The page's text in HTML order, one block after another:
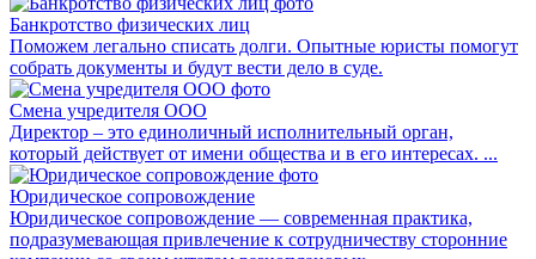
Банкротство физических лиц
Поможем легально списать долги. Опытные юристы помогут
собрать документы и будут вести дело в суде.
Смена учредителя ООО
Директор – это единоличный исполнительный орган,
который действует от имени общества и в его интересах. ...
Юридическое сопровождение
Юридическое сопровождение — современная практика,
подразумевающая привлечение к сотрудничеству сторонние